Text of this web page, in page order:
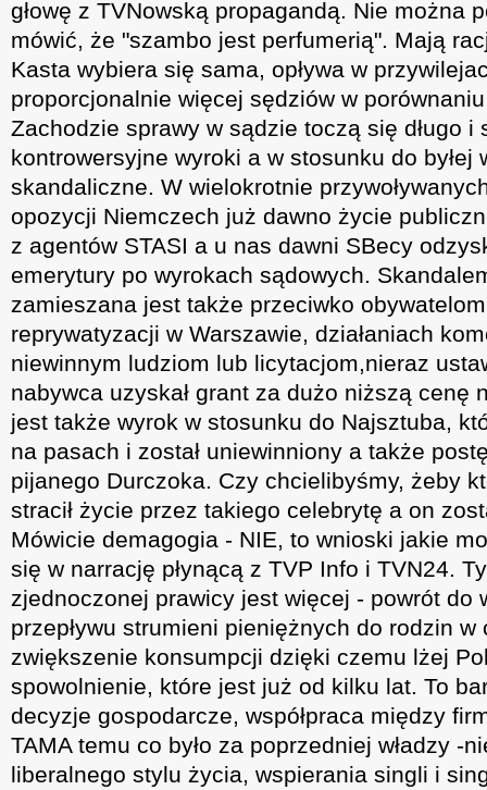
głowę z TVNowską propagandą. Nie można
mówić, że "szambo jest perfumerią". Mają
Kasta wybiera się sama, opływa w
proporcjonalnie więcej sędziów w
Zachodzie sprawy w sądzie toczą się długo i
kontrowersyjne wyroki a w stosunku do byłej
skandaliczne. W wielokrotnie
opozycji Niemczech już dawno życie
z agentów STASI a u nas dawni SBecy
emerytury po wyrokach sądowych.
zamieszana jest także przeciwko
reprywatyzacji w Warszawie, działaniach
niewinnym ludziom lub licytacjom,nieraz
nabywca uzyskał grant za dużo niższą cenę
jest także wyrok w stosunku do Najsztuba,
na pasach i został uniewinniony a także
pijanego Durczoka. Czy chcielibyśmy, żeby
stracił życie przez takiego celebrytę a on
Mówicie demagogia - NIE, to wnioski jakie
się w narrację płynącą z TVP Info i TVN24.
zjednoczonej prawicy jest więcej - powrót do
przepływu strumieni pieniężnych do rodzin w
zwiększenie konsumpcji dzięki czemu lżej
spowolnienie, które jest już od kilku lat. To
decyzje gospodarcze, współpraca między
TAMA temu co było za poprzedniej władzy -
liberalnego stylu życia, wspierania singli i